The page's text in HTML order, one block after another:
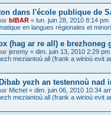
dans l'école publique de
bIBAR « lun. juin 28, 2010 8:14 pm
en langues régionales et
(hag ar re all) e brezhoneg
jeremy « dim. juin 13, 2010 2:29 pm
meziantoù all (frank a wirioù evit
yezh an testennoù nad
Michel « dim. juin 06, 2010 10:34
meziantoù all (frank a wirioù evit